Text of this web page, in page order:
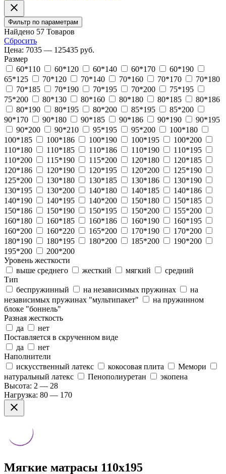
Фильтр по параметрам
Найдено 57 Товаров
Сбросить
Цена: 7035 — 125435 руб.
Размер
60*110
60*120 60*140 60*170
60*190
65*125
70*120 70*140 70*160 70*170
70*180
70*185
70*190 70*195 70*200
75*195
75*200
80*130 80*160 80*180 80*185
80*186
80*190
80*195 80*200 85*195
85*200
90*170
90*180 90*185 90*186 90*190
90*195
90*200
90*210 95*195 95*200
100*180
100*185
100*186 100*190 100*195
100*200
110*180
110*185 110*186 110*190
110*195
110*200
115*190 115*200 120*180
120*185
120*186
120*190 120*195 120*200
125*190
125*200
130*180 130*185 130*186
130*190
130*195
130*200 140*180 140*185
140*186
140*190
140*195 140*200 150*180
150*185
150*186
150*190 150*195 150*200
155*200
160*180
160*185 160*186 160*190
160*195
160*200
160*220 165*200 170*190
170*200
180*190
180*195 180*200 185*200
190*200
195*200
200*200
Уровень жесткости
выше среднего
жесткий мягкий
средний
Тип
беспружинный
на независимых пружинах
на
независимых пружинах "мультипакет"
на пружинном
блоке "боннель"
Разная жесткость
да
нет
Поставляется в скрученном виде
да
нет
Наполнители
искусственный латекс
кокосовая плита
Мемори
натуральный латекс
Пенополиуретан
экопена
Высота: 2 — 28
Нагрузка: 80 — 170
Мягкие матрасы 110x195